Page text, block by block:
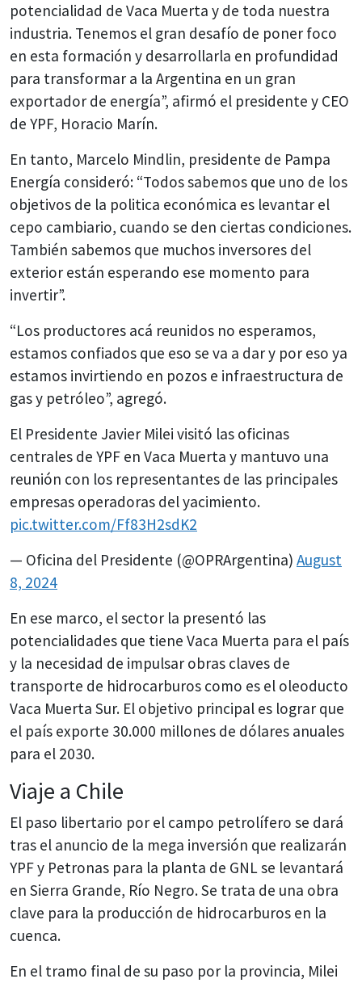
potencialidad de Vaca Muerta y de toda nuestra
industria. Tenemos el gran desafío de poner foco
en esta formación y desarrollarla en profundidad
para transformar a la Argentina en un gran
exportador de energía”, afirmó el presidente y CEO
de YPF, Horacio Marín.
En tanto, Marcelo Mindlin, presidente de Pampa
Energía consideró: “Todos sabemos que uno de los
objetivos de la politica económica es levantar el
cepo cambiario, cuando se den ciertas condiciones.
También sabemos que muchos inversores del
exterior están esperando ese momento para
invertir”.
“Los productores acá reunidos no esperamos,
estamos confiados que eso se va a dar y por eso ya
estamos invirtiendo en pozos e infraestructura de
gas y petróleo”, agregó.
El Presidente Javier Milei visitó las oficinas
centrales de YPF en Vaca Muerta y mantuvo una
reunión con los representantes de las principales
empresas operadoras del yacimiento.
pic.twitter.com/Ff83H2sdK2
— Oficina del Presidente (@OPRArgentina) August
8, 2024
En ese marco, el sector la presentó las
potencialidades que tiene Vaca Muerta para el país
y la necesidad de impulsar obras claves de
transporte de hidrocarburos como es el oleoducto
Vaca Muerta Sur. El objetivo principal es lograr que
el país exporte 30.000 millones de dólares anuales
para el 2030.
Viaje a Chile
El paso libertario por el campo petrolífero se dará
tras el anuncio de la mega inversión que realizarán
YPF y Petronas para la planta de GNL se levantará
en Sierra Grande, Río Negro. Se trata de una obra
clave para la producción de hidrocarburos en la
cuenca.
En el tramo final de su paso por la provincia, Milei